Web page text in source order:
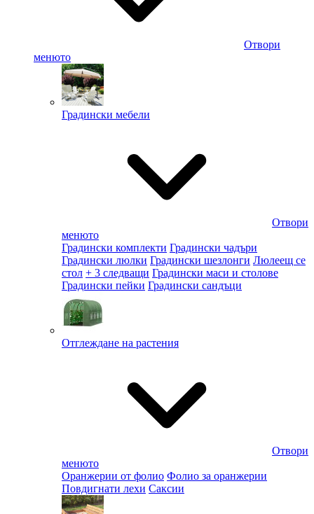
Отвори
менюто
Градински мебели
Отвори
менюто
Градински комплекти Градински чадъри
Градински люлки Градински шезлонги Люлеещ се
стол + 3 следващи Градински маси и столове
Градински пейки Градински сандъци
Отглеждане на растения
Отвори
менюто
Оранжерии от фолио Фолио за оранжерии
Повдигнати лехи Саксии